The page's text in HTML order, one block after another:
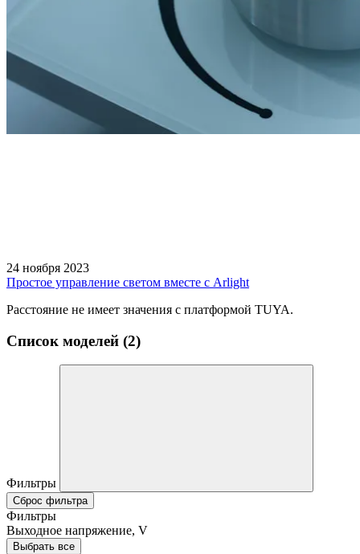
24 ноября 2023
Простое управление светом вместе с Arlight
Расстояние не имеет значения с платформой TUYA.
Список моделей (2)
Фильтры
Сброс фильтра
Фильтры
Выходное напряжение, V
Выбрать все